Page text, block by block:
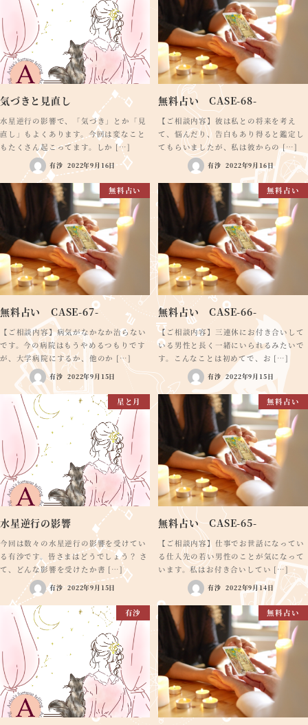
気づきと見直し
水星逆行の影響で、「気づき」とか「見
直し」もよくあります。今回は変なこと
もたくさん起こってます。しか […]
有沙 2022年9月16日
無料占い CASE-68-
【ご相談内容】彼は私との将来を考え
て、悩んだり、告白もあり得ると鑑定し
てもらいましたが、私は彼からの […]
有沙 2022年9月16日
無料占い
無料占い CASE-67-
【ご相談内容】病気がなかなか治らない
です。今の病院はもうやめるつもりです
が、大学病院にするか、他のか […]
有沙 2022年9月15日
無料占い
無料占い CASE-66-
【ご相談内容】三連休にお付き合いして
いる男性と長く一緒にいられるみたいで
す。こんなことは初めてで、お […]
有沙 2022年9月15日
星と月
水星逆行の影響
今回は数々の水星逆行の影響を受けてい
る有沙です。皆さまはどうでしょう？ さ
て、どんな影響を受けたか書 […]
有沙 2022年9月15日
無料占い
無料占い CASE-65-
【ご相談内容】仕事でお世話になってい
る仕入先の若い男性のことが気になって
います。私はお付き合いしてい […]
有沙 2022年9月14日
有沙 無料占い